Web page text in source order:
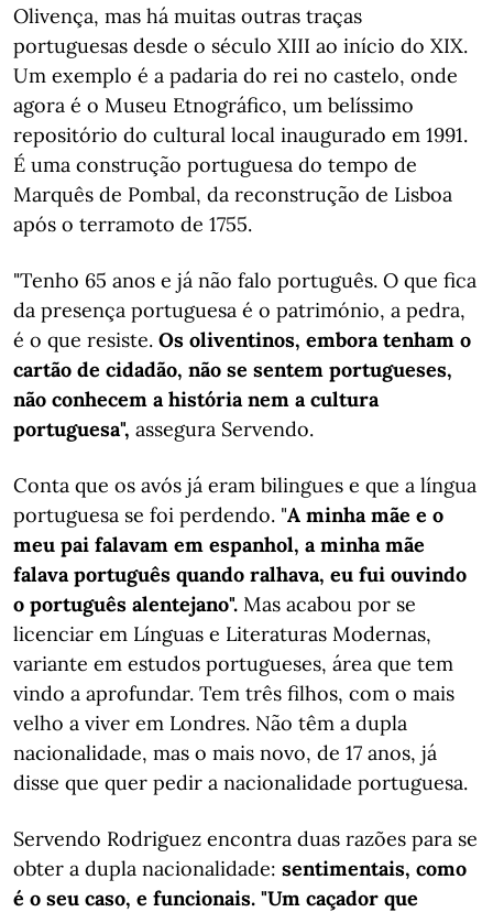
Olivença, mas há muitas outras traças
portuguesas desde o século XIII ao início do XIX.
Um exemplo é a padaria do rei no castelo, onde
agora é o Museu Etnográfico, um belíssimo
repositório do cultural local inaugurado em 1991.
É uma construção portuguesa do tempo de
Marquês de Pombal, da reconstrução de Lisboa
após o terramoto de 1755.
"Tenho 65 anos e já não falo português. O que fica
da presença portuguesa é o património, a pedra,
é o que resiste. Os oliventinos, embora tenham o
cartão de cidadão, não se sentem portugueses,
não conhecem a história nem a cultura
portuguesa", assegura Servendo.
Conta que os avós já eram bilingues e que a língua
portuguesa se foi perdendo. "A minha mãe e o
meu pai falavam em espanhol, a minha mãe
falava português quando ralhava, eu fui ouvindo
o português alentejano". Mas acabou por se
licenciar em Línguas e Literaturas Modernas,
variante em estudos portugueses, área que tem
vindo a aprofundar. Tem três filhos, com o mais
velho a viver em Londres. Não têm a dupla
nacionalidade, mas o mais novo, de 17 anos, já
disse que quer pedir a nacionalidade portuguesa.
Servendo Rodriguez encontra duas razões para se
obter a dupla nacionalidade: sentimentais, como
é o seu caso, e funcionais. "Um caçador que